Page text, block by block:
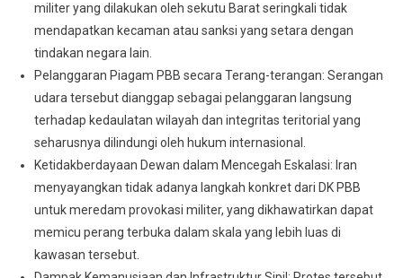
militer yang dilakukan oleh sekutu Barat seringkali tidak
mendapatkan kecaman atau sanksi yang setara dengan
tindakan negara lain.
Pelanggaran Piagam PBB secara Terang-terangan: Serangan
udara tersebut dianggap sebagai pelanggaran langsung
terhadap kedaulatan wilayah dan integritas teritorial yang
seharusnya dilindungi oleh hukum internasional.
Ketidakberdayaan Dewan dalam Mencegah Eskalasi: Iran
menyayangkan tidak adanya langkah konkret dari DK PBB
untuk meredam provokasi militer, yang dikhawatirkan dapat
memicu perang terbuka dalam skala yang lebih luas di
kawasan tersebut.